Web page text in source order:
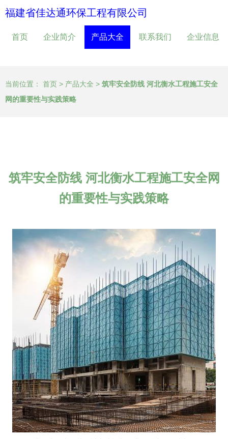
福建省佳达通环保工程有限公司
首页 企业简介 产品大全 联系我们 企业信息
当前位置： 首页 > 产品大全 > 筑牢安全防线 河北衡水工程施工安全
网的重要性与实践策略
筑牢安全防线 河北衡水工程施工安全网
的重要性与实践策略